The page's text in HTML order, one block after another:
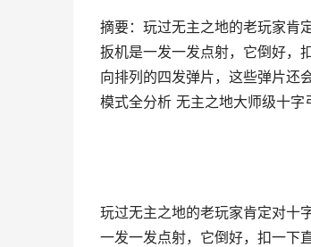
摘要：玩过无主之地的老玩家
扳机是一发一发点射，它倒好，
向排列的四发弹片，这些弹片还
模式全分析 无主之地大师级十字
玩过无主之地的老玩家肯定对
一发一发点射，它倒好，扣一下